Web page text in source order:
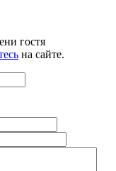
гостя
на сайте.